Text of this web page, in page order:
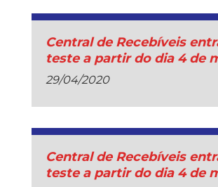
Central de Recebíveis
teste a partir do dia 4 de
29/04/2020
Central de Recebíveis
teste a partir do dia 4 de